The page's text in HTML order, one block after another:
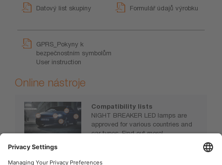
Datový list skupiny Formulář údajů výrobku
GPRS_Pokyny k
bezpečnostním symbolům
User instruction
Online nástroje
Compatibility lists
NIGHT BREAKER LED lamps are
approved for various countries and
car types. Find out more!